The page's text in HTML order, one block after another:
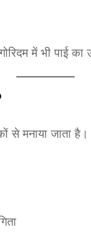
में भी पाई का
से मनाया जाता है।